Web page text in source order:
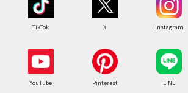
TikTok X Instagram
YouTube Pinterest LINE